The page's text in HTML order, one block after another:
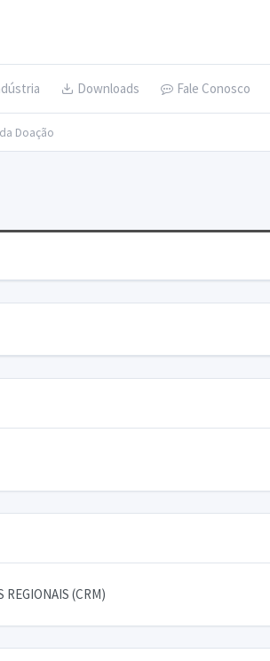
Downloads Fale Conosco
Doação
REGIONAIS (CRM)